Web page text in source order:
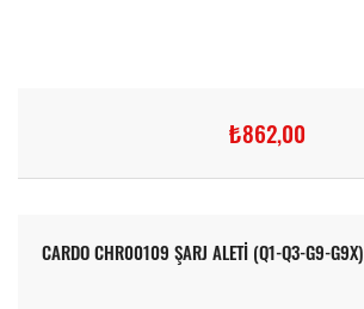
₺862,00
CARDO CHR00109 ŞARJ ALETİ (Q1-Q3-G9-G9X)